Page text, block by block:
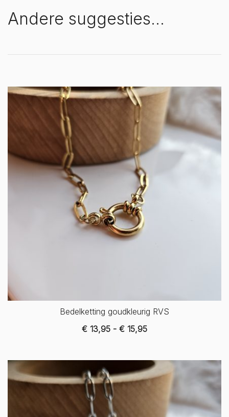
Andere suggesties…
Bedelketting goudkleurig RVS
€ 13,95 - € 15,95Prijsklasse:
€ 15,95